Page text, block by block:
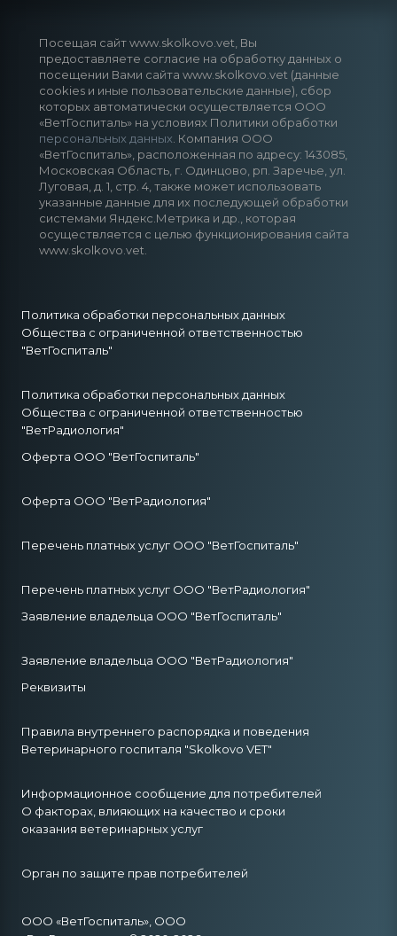
Посещая сайт www.skolkovo.vet, Вы
предоставляете согласие на обработку данных о
посещении Вами сайта www.skolkovo.vet (данные
cookies и иные пользовательские данные), сбор
которых автоматически осуществляется ООО
«ВетГоспиталь» на условиях Политики обработки
персональных данных . Компания ООО
«ВетГоспиталь», расположенная по адресу: 143085,
Московская Область, г. Одинцово, рп. Заречье, ул.
Луговая, д. 1, стр. 4, также может использовать
указанные данные для их последующей обработки
системами Яндекс.Метрика и др., которая
осуществляется с целью функционирования сайта
www.skolkovo.vet.
Политика обработки персональных данных
Общества с ограниченной ответственностью
"ВетГоспиталь"
Политика обработки персональных данных
Общества с ограниченной ответственностью
"ВетРадиология"
Оферта ООО "ВетГоспиталь"
Оферта ООО "ВетРадиология"
Перечень платных услуг ООО "ВетГоспиталь"
Перечень платных услуг ООО "ВетРадиология"
Заявление владельца ООО "ВетГоспиталь"
Заявление владельца ООО "ВетРадиология"
Реквизиты
Правила внутреннего распорядка и поведения
Ветеринарного госпиталя "Skolkovo VET"
Информационное сообщение для потребителей
О факторах, влияющих на качество и сроки
оказания ветеринарных услуг
Орган по защите прав потребителей
ООО «ВетГоспиталь», ООО